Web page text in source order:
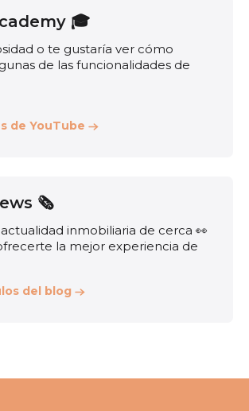
🎓
o te gustaría ver cómo
de las funcionalidades de
de YouTube
🗞️
inmobiliaria de cerca 👀
la mejor experiencia de
del blog